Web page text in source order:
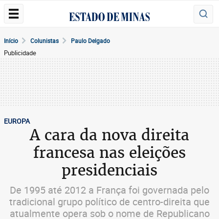
Início Colunistas Paulo Delgado
Publicidade
EUROPA
A cara da nova direita
francesa nas eleições
presidenciais
De 1995 até 2012 a França foi governada pelo
tradicional grupo político de centro-direita que
atualmente opera sob o nome de Republicano